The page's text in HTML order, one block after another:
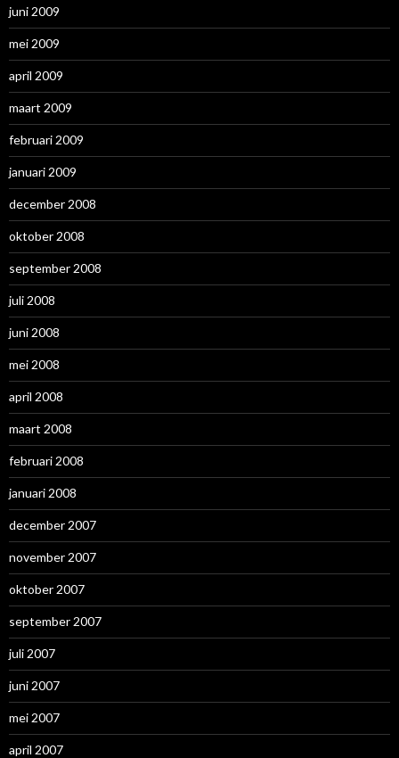
juni 2009
mei 2009
april 2009
maart 2009
februari 2009
januari 2009
december 2008
oktober 2008
september 2008
juli 2008
juni 2008
mei 2008
april 2008
maart 2008
februari 2008
januari 2008
december 2007
november 2007
oktober 2007
september 2007
juli 2007
juni 2007
mei 2007
april 2007